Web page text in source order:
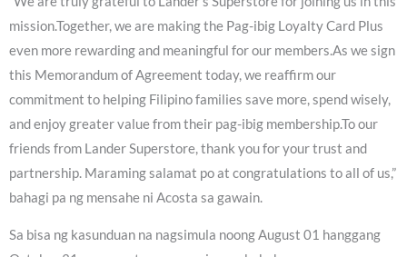
mission.Together, we are making the Pag-ibig Loyalty Card Plus
even more rewarding and meaningful for our members.As we sign
this Memorandum of Agreement today, we reaffirm our
commitment to helping Filipino families save more, spend wisely,
and enjoy greater value from their pag-ibig membership.To our
friends from Lander Superstore, thank you for your trust and
partnership. Maraming salamat po at congratulations to all of us,”
bahagi pa ng mensahe ni Acosta sa gawain.
Sa bisa ng kasunduan na nagsimula noong August 01 hanggang